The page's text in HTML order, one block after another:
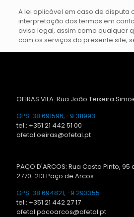
A lei aplicável em caso de disputa
interpretação dos termos em
aviso legal, assim como qualquer
com os serviços do presente site,
OEIRAS VILA: Rua João Teixeira
GPS: 38.691596, -9.311993
tel.: +351 21 442 51 00
ofetal.oeiras@ofetal.pt
PAÇO D'ARCOS: Rua Costa Pinto, 95
2770-213 Paço de Arcos
GPS: 38.694821, -9.293355
tel.: +351 21 442 27 17
ofetal.pacoarcos@ofetal.pt